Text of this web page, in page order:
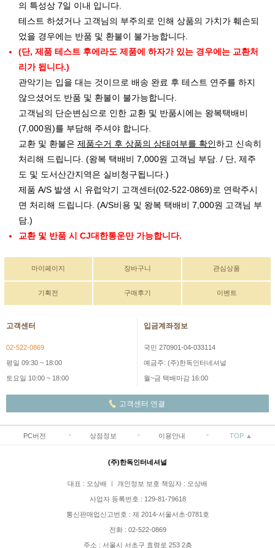
의 특성상 7일 이내 입니다.
테스트 하셨거나 고객님의 부주의로 인해 상품의 가치가 훼손되
었을 경우에는 반품 및 환불이 불가능합니다.
(단, 제품 테스트 후에라도 제품에 하자가 있는 경우에는 교환처
리가 됩니다.)
관악기는 입을 대는 것이므로 배송 완료 후 테스트 연주를 하지
않으셨어도 반품 및 환불이 불가능합니다.
고객님의 단순변심으로 인한 교환 및 반품시에는 왕복택배비
(7,000원)를 부담해 주셔야 합니다.
교환 및 환불은 제품수거 후 상품의 상태여부를 확인하고 신속히
처리해 드립니다. (왕복 택배비 7,000원 고객님 부담. / 단, 제주
도 및 도서산간지역은 실비청구됩니다.)
제품 A/S 발생 시 유럽악기 고객센터(02-522-0869)로 연락주시
면 처리해 드립니다. (A/S비용 및 왕복 택배비 7,000원 고객님 부
담.)
교환 및 반품 시 CJ대한통운만 가능합니다.
마이페이지 장바구니 관심상품
기획전 구매후기 이벤트
고객센터
02-522-0869
평일 09:30 ~ 18:00
토요일 10:00 ~ 18:00
입금계좌정보
국민 270901-04-033114
예금주: (주)한독인터네셔널
월~금 택배마감 16:00
고객센터 연결
PC버전 상점정보 이용안내 TOP ▲
(주)한독인터네셔널
대표 : 오상배 ㅣ 개인정보 보호 책임자 : 오상배
사업자 등록번호 : 129-81-79618
통신판매업신고번호 : 제 2014-서울서초-0781호
전화 : 02-522-0869
주소 : 서울시 서초구 효령로 253 2층